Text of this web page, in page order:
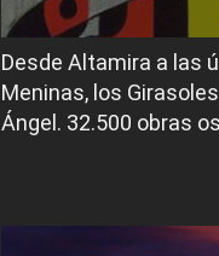
Desde Altamira a las
Meninas, los
Ángel. 32.500 obras